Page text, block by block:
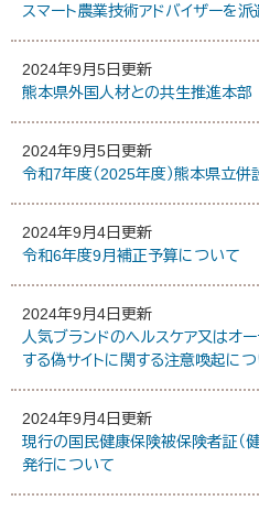
スマート農業技術アドバイザーを派
2024年9月5日更新
熊本県外国人材との共生推進本部
2024年9月5日更新
令和7年度（2025年度）熊本県立
2024年9月4日更新
令和6年度9月補正予算について
2024年9月4日更新
人気ブランドのヘルスケア又はオ
する偽サイトに関する注意喚起に
2024年9月4日更新
現行の国民健康保険被保険者証（健
発行について